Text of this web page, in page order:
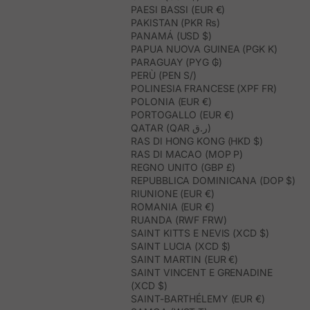
PAESI BASSI (EUR €)
PAKISTAN (PKR ₨)
PANAMÁ (USD $)
PAPUA NUOVA GUINEA (PGK K)
PARAGUAY (PYG ₲)
PERÙ (PEN S/)
POLINESIA FRANCESE (XPF FR)
POLONIA (EUR €)
PORTOGALLO (EUR €)
QATAR (QAR ر.ق)
RAS DI HONG KONG (HKD $)
RAS DI MACAO (MOP P)
REGNO UNITO (GBP £)
REPUBBLICA DOMINICANA (DOP $)
RIUNIONE (EUR €)
ROMANIA (EUR €)
RUANDA (RWF FRW)
SAINT KITTS E NEVIS (XCD $)
SAINT LUCIA (XCD $)
SAINT MARTIN (EUR €)
SAINT VINCENT E GRENADINE
(XCD $)
SAINT-BARTHÉLEMY (EUR €)